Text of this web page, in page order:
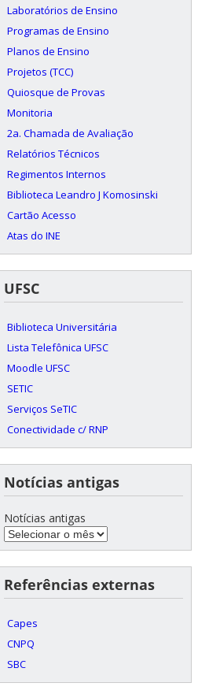
Laboratórios de Ensino
Programas de Ensino
Planos de Ensino
Projetos (TCC)
Quiosque de Provas
Monitoria
2a. Chamada de Avaliação
Relatórios Técnicos
Regimentos Internos
Biblioteca Leandro J Komosinski
Cartão Acesso
Atas do INE
UFSC
Biblioteca Universitária
Lista Telefônica UFSC
Moodle UFSC
SETIC
Serviços SeTIC
Conectividade c/ RNP
Notícias antigas
Notícias antigas
Referências externas
Capes
CNPQ
SBC